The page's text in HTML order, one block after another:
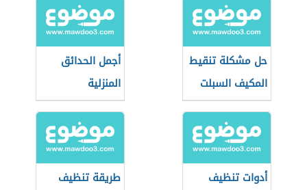
حل مشكلة تنقيط
المكيف السبلت
أجمل الحدائق
المنزلية
أدوات تنظيف
طريقة تنظيف